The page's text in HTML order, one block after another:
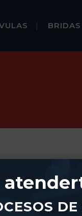
BRIDAS